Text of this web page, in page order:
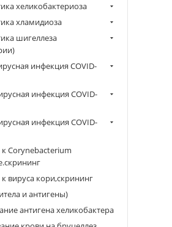
хеликобактериоза
хламидиоза
шигеллеза
инфекция COVID-
инфекция COVID-
инфекция COVID-
к Corynebacterium
к вируса кори,скрининг
и антигены)
антигена хеликобактера